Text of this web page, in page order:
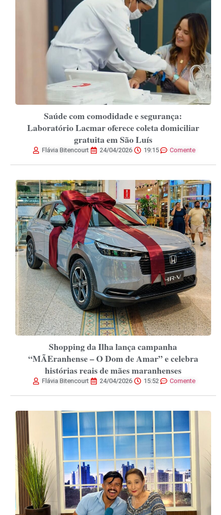
Saúde com comodidade e segurança:
Laboratório Lacmar oferece coleta domiciliar
gratuita em São Luís
Flávia Bitencourt 24/04/2026 19:15 Comente
Shopping da Ilha lança campanha
“MÃEranhense – O Dom de Amar” e celebra
histórias reais de mães maranhenses
Flávia Bitencourt 24/04/2026 15:52 Comente